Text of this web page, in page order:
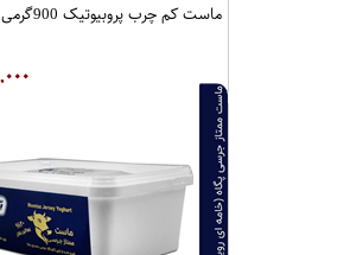
ماست کم چرب پروبیوتیک 900گرمی رامک